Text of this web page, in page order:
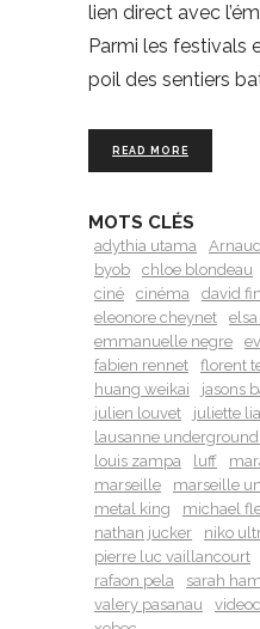
lien direct avec
Parmi les festivals
poil des sentiers
READ MORE
MOTS CLÉS
adythia utama
byob
chloe blondeau
ciné
cinéma
david
eleonore cheynet
emmanuelle negre
fabien rennet
florent
huang weikai
jasons
julien louvet
juliette
lausanne
louis zampa
luff
marseille
marseille
metal king
michael
nathan jucker
niko
pierre luc vaillancourt
rafaon pela
sarah
valery pasanau